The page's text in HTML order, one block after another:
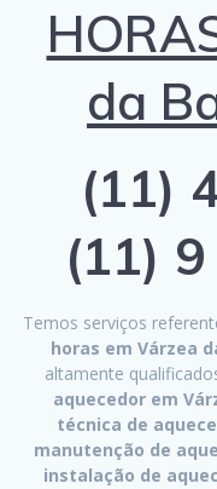
da
(11)
(11)
Temos serviços
horas em Várzea
altamente
aquecedor em
técnica de
manutenção de
instalação de